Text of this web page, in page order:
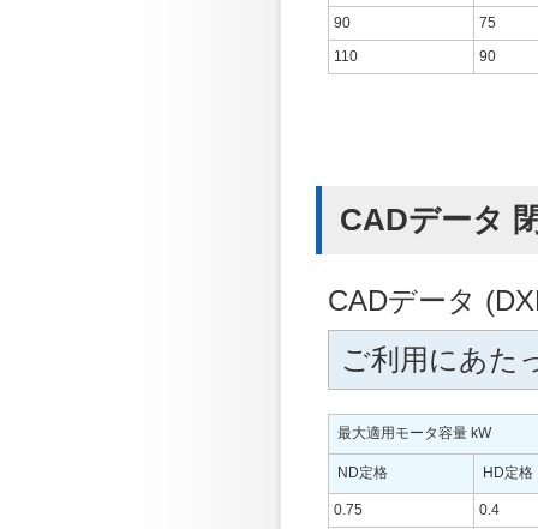
90
75
110
90
CADデータ
CADデータ
ご利用にあた
最大適用モータ容量 kW
ND定格 HD定格
0.75
0.4